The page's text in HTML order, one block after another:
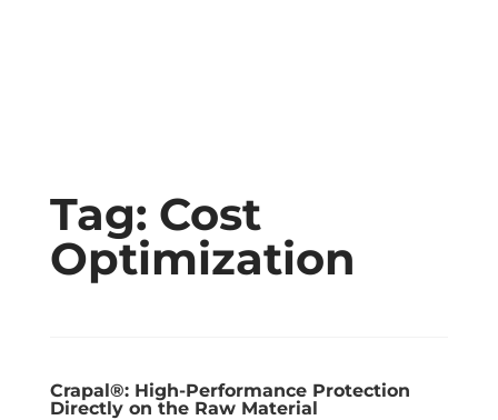
Tag: Cost
Optimization
Crapal®: High-Performance Protection
Directly on the Raw Material